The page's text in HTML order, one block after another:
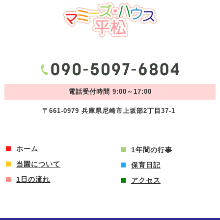
電話受付時間 9:00～17:00
〒661-0979 兵庫県尼崎市上坂部2丁目37-1
ホーム
当園について
1日の流れ
1年間の行事
保育日記
アクセス